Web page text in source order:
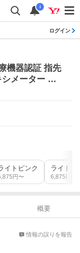
i
ログイン
機器認証 指先
メーター ラ
イトピンク
円〜
ライトブ
6,875 円〜
概要
情報の誤りを報告